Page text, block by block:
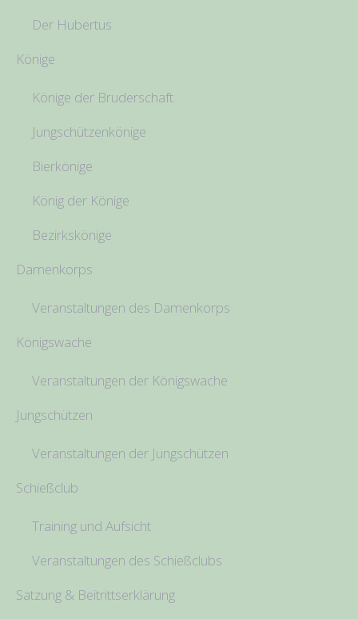
Der Hubertus
Könige
Könige der Bruderschaft
Jungschützenkönige
Bierkönige
König der Könige
Bezirkskönige
Damenkorps
Veranstaltungen des Damenkorps
Königswache
Veranstaltungen der Königswache
Jungschützen
Veranstaltungen der Jungschützen
Schießclub
Training und Aufsicht
Veranstaltungen des Schießclubs
Satzung & Beitrittserklärung